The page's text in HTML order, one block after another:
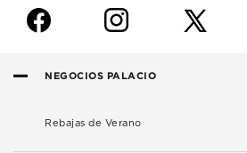
f i
NEGOCIOS PALACIO
Rebajas de Verano